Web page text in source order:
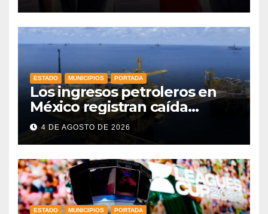
ESTADO MUNICIPIOS PORTADA
Los ingresos petroleros en
México registran caída
drástica en una década
4 DE AGOSTO DE 2026
ESTADO MUNICIPIOS PORTADA